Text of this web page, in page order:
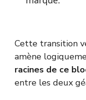
Cette transition
amène
racines de ce
entre les deux